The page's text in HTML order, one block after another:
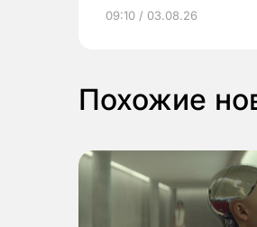
выиграть призы
09:10 / 03.08.26
Похожие